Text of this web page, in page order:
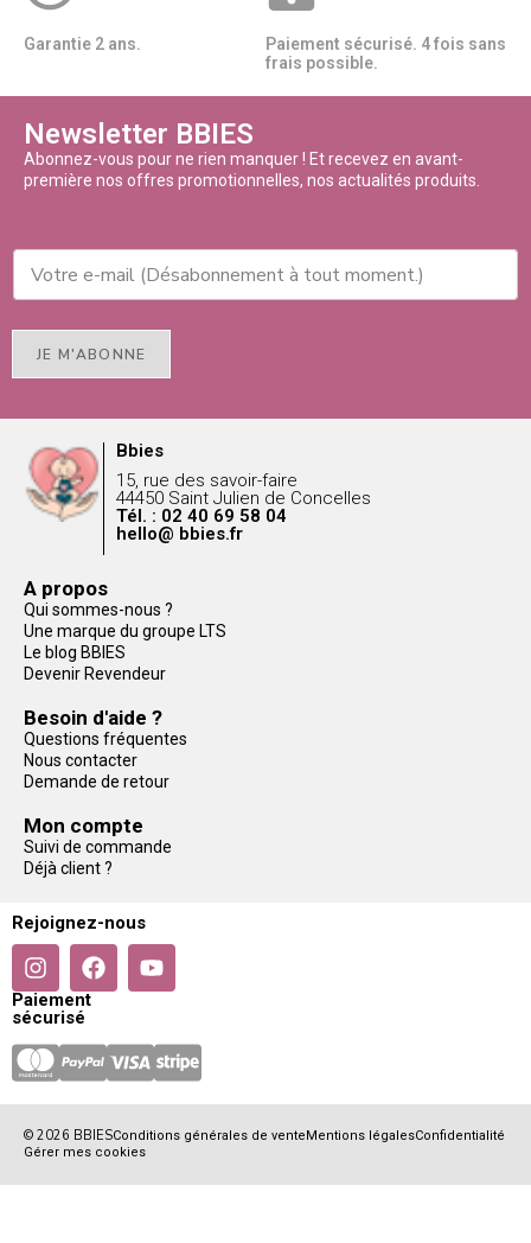
Garantie 2 ans.
Paiement sécurisé. 4 fois sans
frais possible.
Newsletter BBIES
Abonnez-vous pour ne rien manquer ! Et recevez en avant-
première nos offres promotionnelles, nos actualités produits.
JE M'ABONNE
Bbies
15, rue des savoir-faire
44450 Saint Julien de Concelles
Tél. : 02 40 69 58 04
hello@ bbies.fr
A propos
Qui sommes-nous ?
Une marque du groupe LTS
Le blog BBIES
Devenir Revendeur
Besoin d'aide ?
Questions fréquentes
Nous contacter
Demande de retour
Mon compte
Suivi de commande
Déjà client ?
Rejoignez-nous
Paiement
sécurisé
© 2026 BBIESConditions générales de venteMentions légalesConfidentialité
Gérer mes cookies